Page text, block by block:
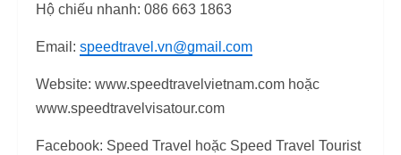
Hộ chiếu nhanh: 086 663 1863
Email: speedtravel.vn@gmail.com
Website: www.speedtravelvietnam.com hoặc
www.speedtravelvisatour.com
Facebook: Speed Travel hoặc Speed Travel Tourist